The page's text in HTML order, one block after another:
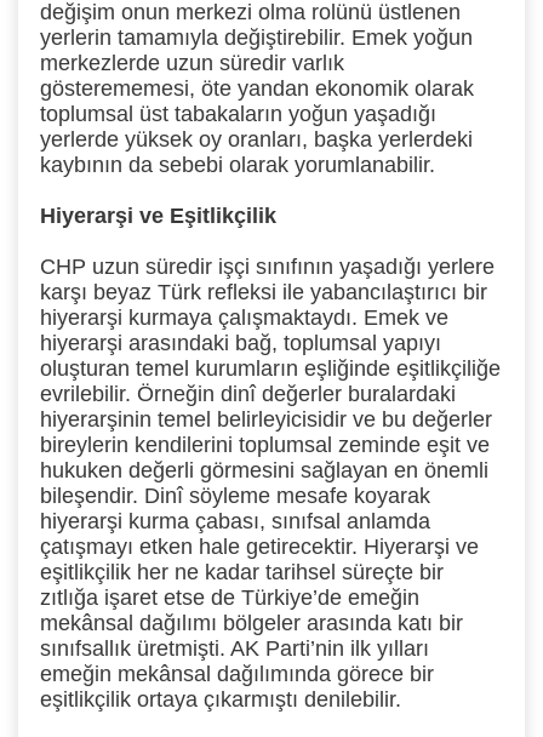
değişim onun merkezi olma rolünü üstlenen
yerlerin tamamıyla değiştirebilir. Emek yoğun
merkezlerde uzun süredir varlık
gösterememesi, öte yandan ekonomik olarak
toplumsal üst tabakaların yoğun yaşadığı
yerlerde yüksek oy oranları, başka yerlerdeki
kaybının da sebebi olarak yorumlanabilir.
Hiyerarşi ve Eşitlikçilik
CHP uzun süredir işçi sınıfının yaşadığı yerlere
karşı beyaz Türk refleksi ile yabancılaştırıcı bir
hiyerarşi kurmaya çalışmaktaydı. Emek ve
hiyerarşi arasındaki bağ, toplumsal yapıyı
oluşturan temel kurumların eşliğinde eşitlikçiliğe
evrilebilir. Örneğin dinî değerler buralardaki
hiyerarşinin temel belirleyicisidir ve bu değerler
bireylerin kendilerini toplumsal zeminde eşit ve
hukuken değerli görmesini sağlayan en önemli
bileşendir. Dinî söyleme mesafe koyarak
hiyerarşi kurma çabası, sınıfsal anlamda
çatışmayı etken hale getirecektir. Hiyerarşi ve
eşitlikçilik her ne kadar tarihsel süreçte bir
zıtlığa işaret etse de Türkiye’de emeğin
mekânsal dağılımı bölgeler arasında katı bir
sınıfsallık üretmişti. AK Parti’nin ilk yılları
emeğin mekânsal dağılımında görece bir
eşitlikçilik ortaya çıkarmıştı denilebilir.